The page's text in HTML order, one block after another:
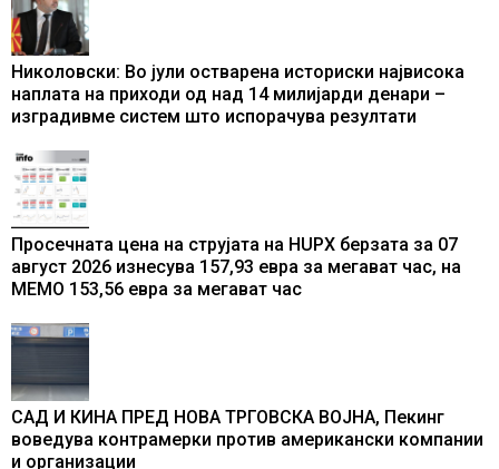
Николовски: Во јули остварена историски највисока
наплата на приходи од над 14 милијарди денари –
изградивме систем што испорачува резултати
Просечната цена на струјата на HUPX берзата за 07
август 2026 изнесува 157,93 евра за мегават час, на
МЕМО 153,56 евра за мегават час
САД И КИНА ПРЕД НОВА ТРГОВСКА ВОЈНА, Пекинг
воведува контрамерки против американски компании
и организации